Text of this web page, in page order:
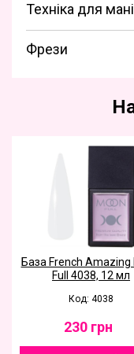
Техніка для
Фрези
База French Amazing
Full 4038, 12 мл
Код: 4038
230 грн